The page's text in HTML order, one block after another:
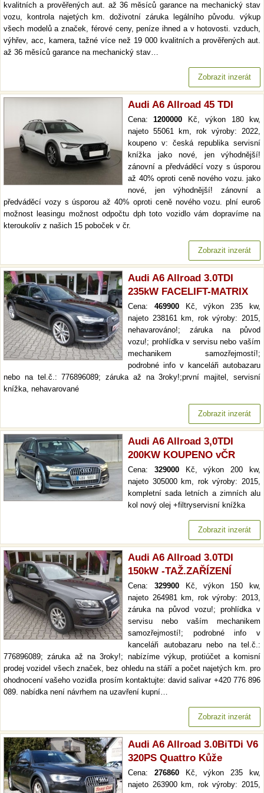
kvalitních a prověřených aut. až 36 měsíců garance na mechanický stav
vozu, kontrola najetých km. doživotní záruka legálního původu. výkup
všech modelů a značek, férové ceny, peníze ihned a v hotovosti. vzduch,
výhřev, acc, kamera, tažné více než 19 000 kvalitních a prověřených aut.
až 36 měsíců garance na mechanický stav…
Zobrazit inzerát
Audi A6 Allroad 45 TDI
Cena:1200000 Kč, výkon 180 kw,
najeto 55061 km, rok výroby: 2022,
koupeno v: česká republika servisní
knížka jako nové, jen výhodnější!
zánovní a předváděcí vozy s úsporou
až 40% oproti ceně nového vozu. jako
nové, jen výhodnější! zánovní a
předváděcí vozy s úsporou až 40% oproti ceně nového vozu. plní euro6
možnost leasingu možnost odpočtu dph toto vozidlo vám dopravíme na
kteroukoliv z našich 15 poboček v čr.
Zobrazit inzerát
Audi A6 Allroad 3.0TDI
235kW FACELIFT-MATRIX
Cena: 469900Kč, výkon 235 kw,
najeto 238161 km, rok výroby: 2015,
nehavarováno!; záruka na původ
vozu!; prohlídka v servisu nebo vaším
mechanikem samozřejmostí!;
podrobné info v kanceláři autobazaru
nebo na tel.č.: 776896089; záruka až na 3roky!;první majitel, servisní
knížka, nehavarované
Zobrazit inzerát
Audi A6 Allroad 3,0TDI
200KW KOUPENO vČR
Cena: 329000Kč, výkon 200 kw,
najeto 305000 km, rok výroby: 2015,
kompletní sada letních a zimních alu
kol nový olej +filtryservisní knížka
Zobrazit inzerát
Audi A6 Allroad 3.0TDI
150kW -TAŽ.ZAŘÍZENÍ
Cena: 329900Kč, výkon 150 kw,
najeto 264981 km, rok výroby: 2013,
záruka na původ vozu!; prohlídka v
servisu nebo vaším mechanikem
samozřejmostí!; podrobné info v
kanceláři autobazaru nebo na tel.č.:
776896089; záruka až na 3roky!; nabízíme výkup, protiúčet a komisní
prodej vozidel všech značek, bez ohledu na stáří a počet najetých km. pro
ohodnocení vašeho vozidla prosím kontaktujte: david salivar +420 776 896
089. nabídka není návrhem na uzavření kupní…
Zobrazit inzerát
Audi A6 Allroad 3.0BiTDi V6
320PS Quattro Kůže
Cena: 276860Kč, výkon 235 kw,
najeto 263900 km, rok výroby: 2015,